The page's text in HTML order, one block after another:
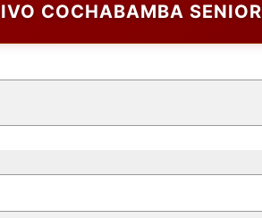
COCHABAMBA SENIOR